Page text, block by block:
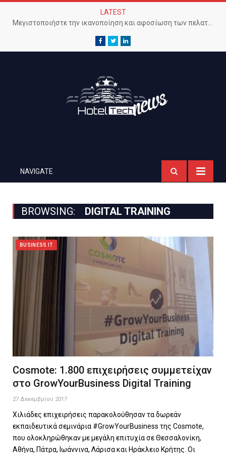
LATEST
Μεγιστοποιήστε την ικανοποίηση και αφοσίωση των πελατών με προηγμένο Wi-Fi δίκτυο
Facebook
TwitterLinkedIn
NAVIGATE
BROWSING: DIGITAL TRAINING
BUSINESS IT
Cosmote: 1.800 επιχειρήσεις συμμετείχαν
στο GrowYourBusiness Digital Training
27 Δεκεμβρίου 2017
Χιλιάδες επιχειρήσεις παρακολούθησαν τα δωρεάν
εκπαιδευτικά σεμινάρια #GrowYourBusiness της Cosmote,
που ολοκληρώθηκαν με μεγάλη επιτυχία σε Θεσσαλονίκη,
Αθήνα, Πάτρα, Ιωάννινα, Λάρισα και Ηράκλειο Κρήτης. Οι